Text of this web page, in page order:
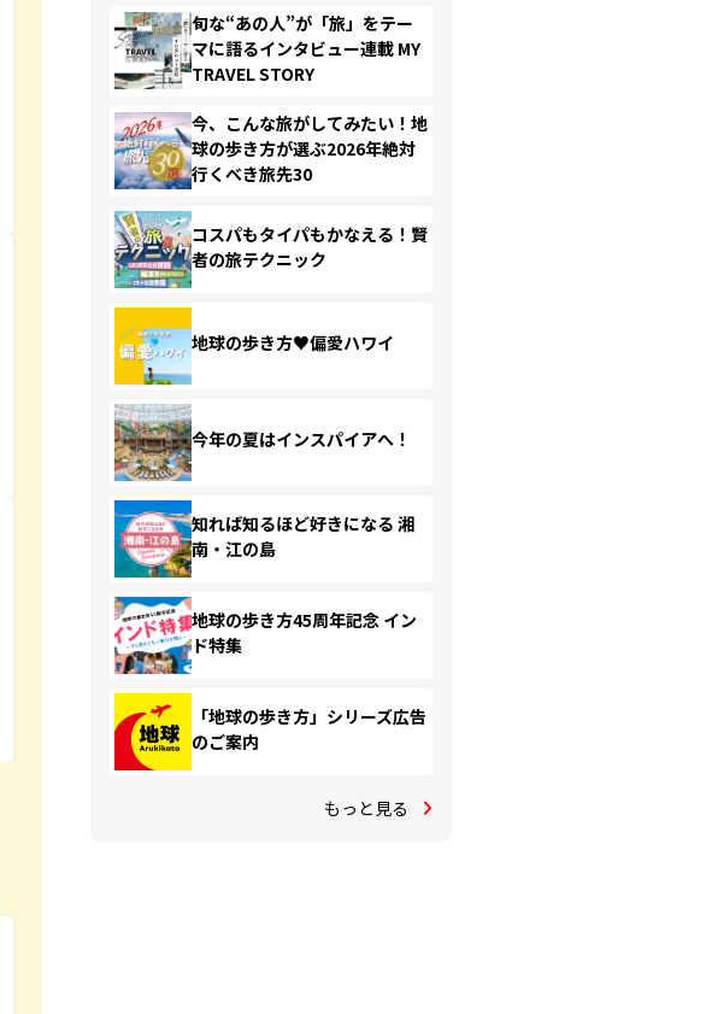
旬な“あの人”が「旅」をテー
マに語るインタビュー連載 MY
TRAVEL STORY
今、こんな旅がしてみたい！地
球の歩き方が選ぶ2026年絶対
行くべき旅先30
コスパもタイパもかなえる！賢
者の旅テクニック
地球の歩き方♥偏愛ハワイ
今年の夏はインスパイアへ！
知れば知るほど好きになる 湘
南・江の島
地球の歩き方45周年記念 イン
ド特集
「地球の歩き方」シリーズ広告
のご案内
もっと見る